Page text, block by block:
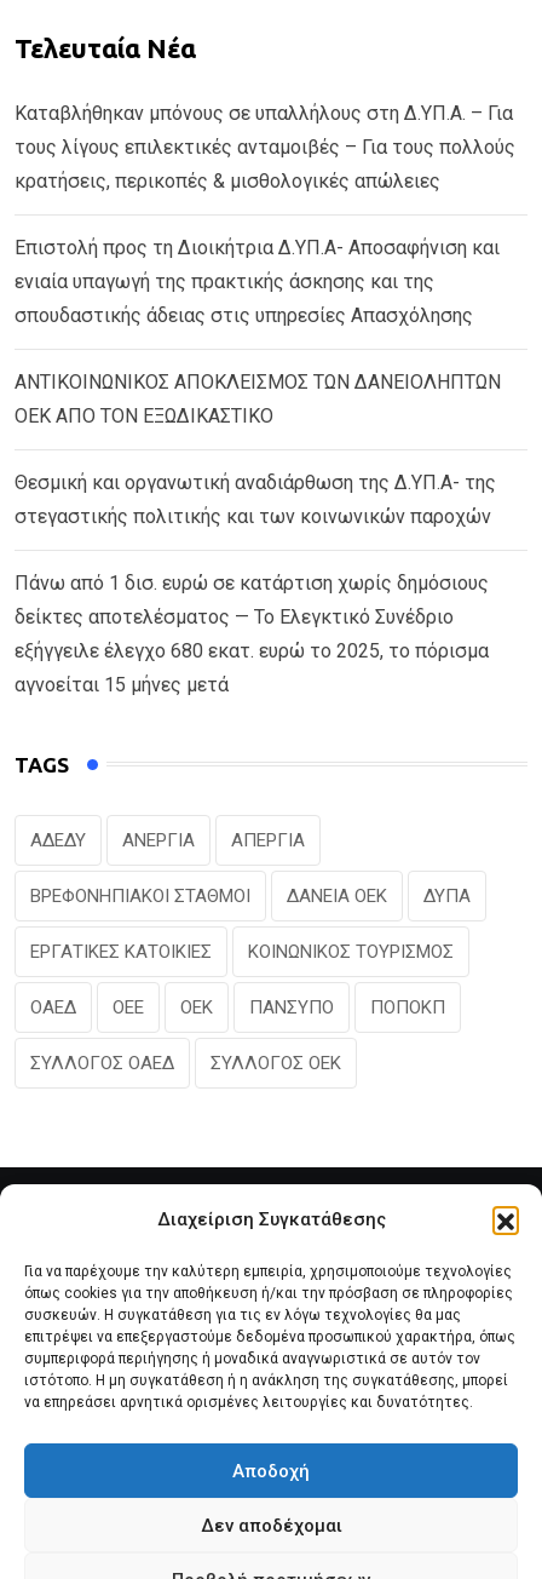
Διαχείριση Συγκατάθεσης
Για να παρέχουμε την καλύτερη εμπειρία, χρησιμοποιούμε τεχνολογίες
όπως cookies για την αποθήκευση ή/και την πρόσβαση σε πληροφορίες
συσκευών. Η συγκατάθεση για τις εν λόγω τεχνολογίες θα μας
επιτρέψει να επεξεργαστούμε δεδομένα προσωπικού χαρακτήρα, όπως
συμπεριφορά περιήγησης ή μοναδικά αναγνωριστικά σε αυτόν τον
ιστότοπο. Η μη συγκατάθεση ή η ανάκληση της συγκατάθεσης, μπορεί
να επηρεάσει αρνητικά ορισμένες λειτουργίες και δυνατότητες.
Αποδοχή
Δεν αποδέχομαι
Τελευταία Νέα
Καταβλήθηκαν μπόνους σε υπαλλήλους στη Δ.ΥΠ.Α. – Για
τους λίγους επιλεκτικές ανταμοιβές – Για τους πολλούς
κρατήσεις, περικοπές & μισθολογικές απώλειες
Επιστολή προς τη Διοικήτρια Δ.ΥΠ.Α- Αποσαφήνιση και
ενιαία υπαγωγή της πρακτικής άσκησης και της
σπουδαστικής άδειας στις υπηρεσίες Απασχόλησης
ΑΝΤΙΚΟΙΝΩΝΙΚΟΣ ΑΠΟΚΛΕΙΣΜΟΣ ΤΩΝ ΔΑΝΕΙΟΛΗΠΤΩΝ
ΟΕΚ ΑΠΟ ΤΟΝ ΕΞΩΔΙΚΑΣΤΙΚΟ
Θεσμική και οργανωτική αναδιάρθωση της Δ.ΥΠ.Α- της
στεγαστικής πολιτικής και των κοινωνικών παροχών
Πάνω από 1 δισ. ευρώ σε κατάρτιση χωρίς δημόσιους
δείκτες αποτελέσματος — Το Ελεγκτικό Συνέδριο
εξήγγειλε έλεγχο 680 εκατ. ευρώ το 2025, το πόρισμα
αγνοείται 15 μήνες μετά
TAGS
ΑΔΕΔΥ ΑΝΕΡΓΙΑ ΑΠΕΡΓΙΑ
ΒΡΕΦΟΝΗΠΙΑΚΟΙ ΣΤΑΘΜΟΙ ΔΑΝΕΙΑ ΟΕΚ ΔΥΠΑ
ΕΡΓΑΤΙΚΕΣ ΚΑΤΟΙΚΙΕΣ ΚΟΙΝΩΝΙΚΟΣ ΤΟΥΡΙΣΜΟΣ
ΟΑΕΔ ΟΕΕ ΟΕΚ ΠΑΝΣΥΠΟ ΠΟΠΟΚΠ
ΣΥΛΛΟΓΟΣ ΟΑΕΔ ΣΥΛΛΟΓΟΣ ΟΕΚ
Αρχική Νέα του Συλλόγου Θέματα e-Magazino
Πολιτική Cookies (ΕΕ)